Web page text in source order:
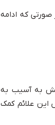
صورتی که ادامه
به آسیب به
علائم کمک